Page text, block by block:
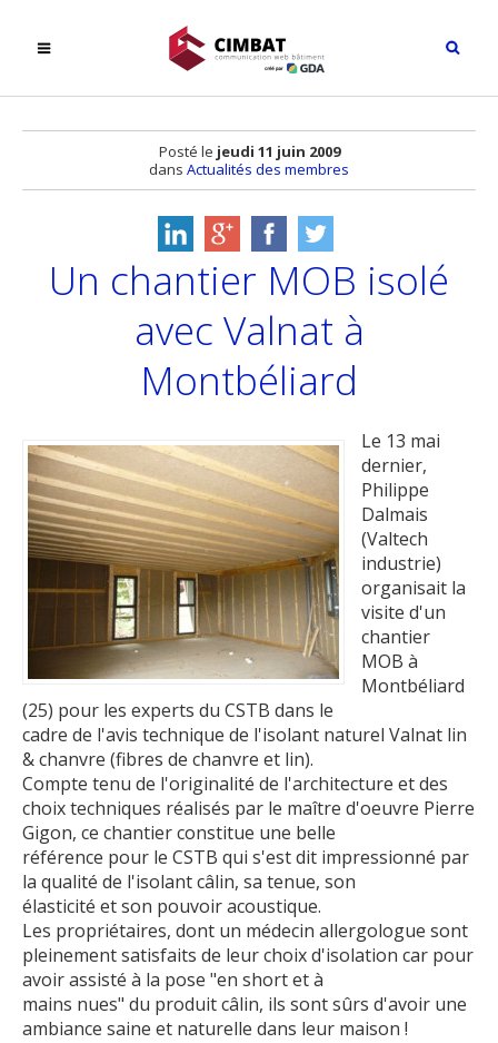
Posté le jeudi 11 juin 2009
dans Actualités des membres
Un chantier MOB isolé
avec Valnat à
Montbéliard
Le 13 mai
dernier,
Philippe
Dalmais
(Valtech
industrie)
organisait la
visite d'un
chantier
MOB à
Montbéliard
(25) pour les experts du CSTB dans le
cadre de l'avis technique de l'isolant naturel Valnat lin
& chanvre (fibres de chanvre et lin).
Compte tenu de l'originalité de l'architecture et des
choix techniques réalisés par le maître d'oeuvre Pierre
Gigon, ce chantier constitue une belle
référence pour le CSTB qui s'est dit impressionné par
la qualité de l'isolant câlin, sa tenue, son
élasticité et son pouvoir acoustique.
Les propriétaires, dont un médecin allergologue sont
pleinement satisfaits de leur choix d'isolation car pour
avoir assisté à la pose "en short et à
mains nues" du produit câlin, ils sont sûrs d'avoir une
ambiance saine et naturelle dans leur maison !